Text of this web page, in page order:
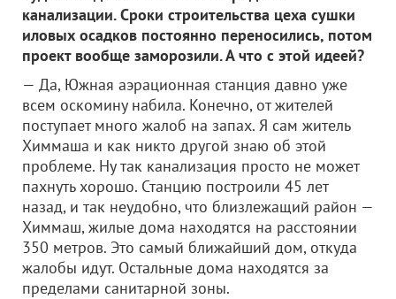
канализации. Сроки строительства цеха сушки
иловых осадков постоянно переносились, потом
проект вообще заморозили. А что с этой идеей?
— Да, Южная аэрационная станция давно уже
всем оскомину набила. Конечно, от жителей
поступает много жалоб на запах. Я сам житель
Химмаша и как никто другой знаю об этой
проблеме. Ну так канализация просто не может
пахнуть хорошо. Станцию построили 45 лет
назад, и так неудобно, что близлежащий район —
Химмаш, жилые дома находятся на расстоянии
350 метров. Это самый ближайший дом, откуда
жалобы идут. Остальные дома находятся за
пределами санитарной зоны.